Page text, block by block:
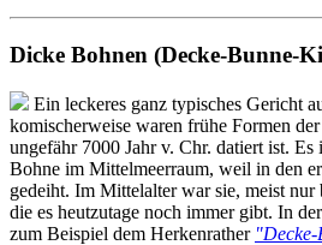
Dicke Bohnen (Decke-Bunne-
Ein leckeres ganz typisches Gericht
komischerweise waren frühe Formen
ungefähr 7000 Jahr v. Chr. datiert ist.
Bohne im Mittelmeerraum, weil in den
gedeiht. Im Mittelalter war sie, meist
die es heutzutage noch immer gibt. In
zum Beispiel dem Herkenrather